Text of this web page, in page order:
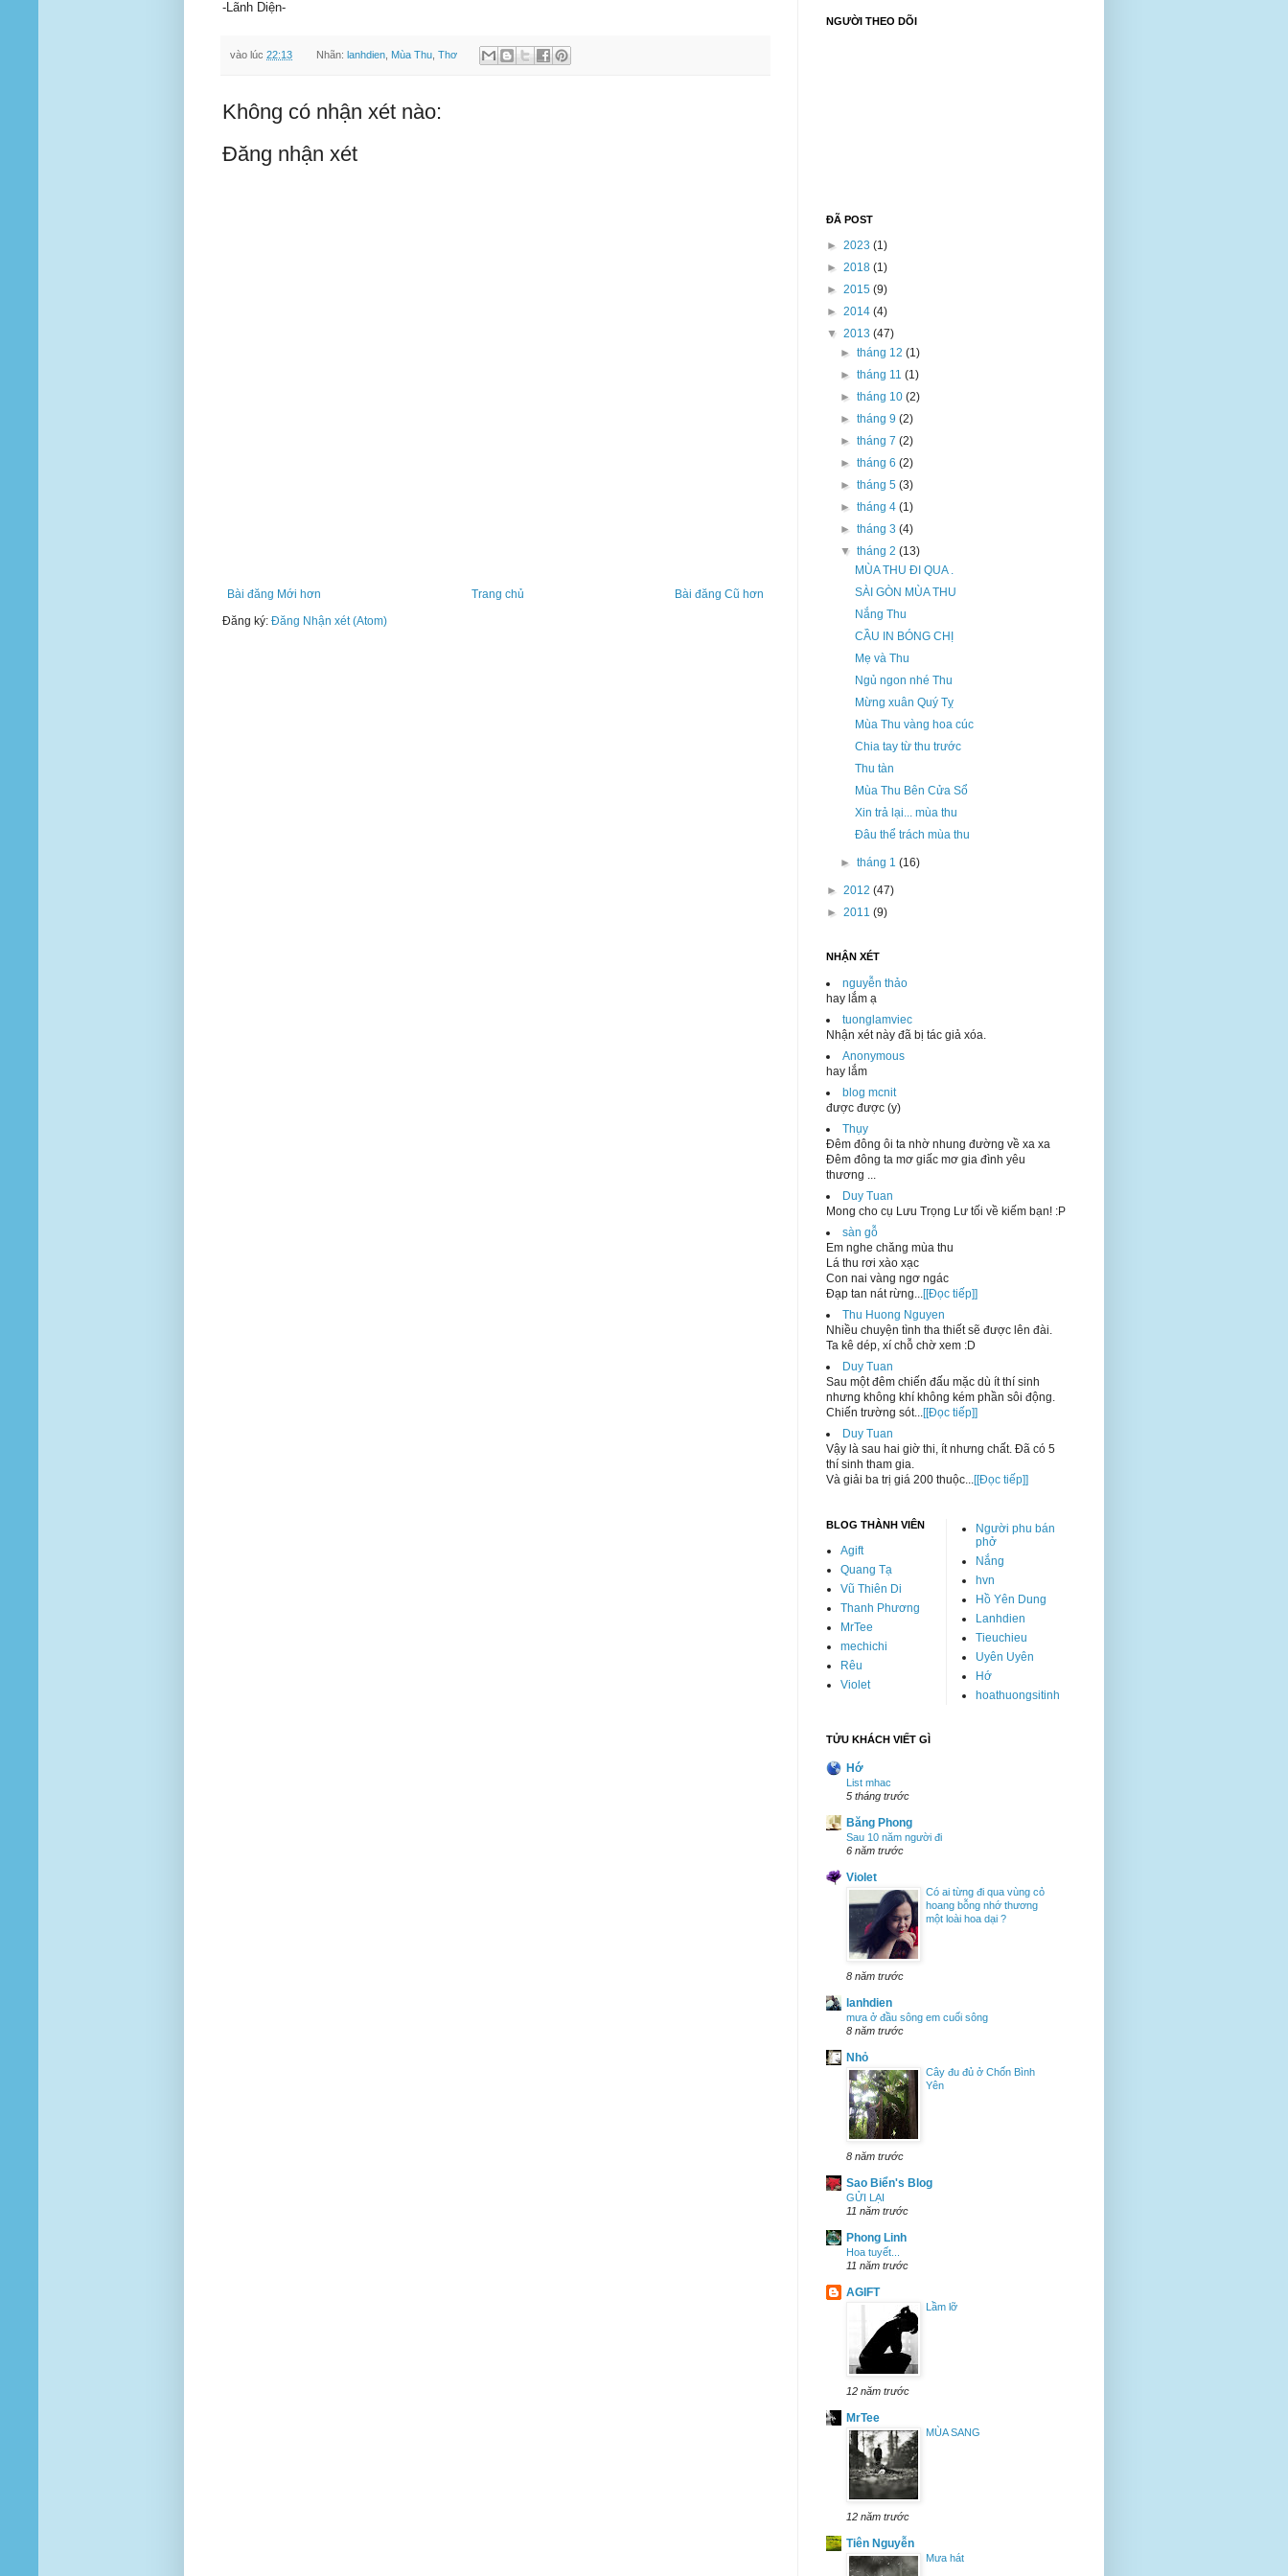
-Lãnh Diện-
vào lúc 22:13 Nhãn: lanhdien, Mùa Thu, Thơ
Không có nhận xét nào:
Đăng nhận xét
Bài đăng Mới hơn Bài đăng Cũ hơn
Trang chủ
Đăng ký: Đăng Nhận xét (Atom)
NGƯỜI THEO DÕI
ĐÃ POST
► 2023 (1)
► 2018 (1)
► 2015 (9)
► 2014 (4)
▼ 2013 (47)
►tháng 12(1)
►tháng 11(1)
►tháng 10(2)
►tháng 9(2)
►tháng 7(2)
►tháng 6(2)
►tháng 5(3)
►tháng 4(1)
►tháng 3(4)
▼tháng 2(13)
MÙA THU ĐI QUA .
SÀI GÒN MÙA THU
Nắng Thu
CẦU IN BÓNG CHỊ
Mẹ và Thu
Ngủ ngon nhé Thu
Mừng xuân Quý Tỵ
Mùa Thu vàng hoa cúc
Chia tay từ thu trước
Thu tàn
Mùa Thu Bên Cửa Sổ
Xin trả lại... mùa thu
Đâu thể trách mùa thu
►tháng 1(16)
► 2012 (47)
► 2011 (9)
NHẬN XÉT
nguyễn thảo
hay lắm ạ
tuonglamviec
Nhận xét này đã bị tác giả xóa.
Anonymous
hay lắm
blog mcnit
được được (y)
Thụy
Đêm đông ôi ta nhờ nhung đường về xa xa
Đêm đông ta mơ giấc mơ gia đình yêu
thương ...
Duy Tuan
Mong cho cụ Lưu Trọng Lư tối về kiếm bạn! :P
sàn gỗ
Em nghe chăng mùa thu
Lá thu rơi xào xạc
Con nai vàng ngơ ngác
Đạp tan nát rừng... [[Đọc tiếp]]
Thu Huong Nguyen
Nhiều chuyện tình tha thiết sẽ được lên đài.
Ta kê dép, xí chỗ chờ xem :D
Duy Tuan
Sau một đêm chiến đấu mặc dù ít thí sinh
nhưng không khí không kém phần sôi động.
Chiến trường sót... [[Đọc tiếp]]
Duy Tuan
Vậy là sau hai giờ thi, ít nhưng chất. Đã có 5
thí sinh tham gia.
Và giải ba trị giá 200 thuộc... [[Đọc tiếp]]
BLOG THÀNH VIÊN
Agift
Quang Tạ
Vũ Thiên Di
Thanh Phương
MrTee
mechichi
Rêu
Violet
Người phu bán
phở
Nắng
hvn
Hồ Yên Dung
Lanhdien
Tieuchieu
Uyên Uyên
Hớ
hoathuongsitinh
TỬU KHÁCH VIẾT GÌ
Hớ
List mhac
5 tháng trước
Băng Phong
Sau 10 năm người đi
6 năm trước
Violet
Có ai từng đi qua vùng cỏ
hoang bỗng nhớ thương
một loài hoa dại ?
8 năm trước
lanhdien
mưa ở đầu sông em cuối sông
8 năm trước
Nhỏ
Cây đu đủ ở Chốn Bình
Yên
8 năm trước
Sao Biển's Blog
GỬI LẠI
11 năm trước
Phong Linh
Hoa tuyết...
11 năm trước
AGIFT
Lầm lỡ
12 năm trước
MrTee
MÙA SANG
12 năm trước
Tiên Nguyễn
Mưa hát